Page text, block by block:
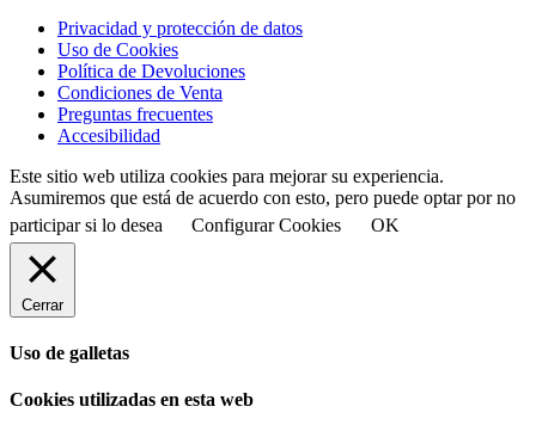
Privacidad y protección de datos
Uso de Cookies
Política de Devoluciones
Condiciones de Venta
Preguntas frecuentes
Accesibilidad
Este sitio web utiliza cookies para mejorar su experiencia.
Asumiremos que está de acuerdo con esto, pero puede optar por no
participar si lo desea
Configurar Cookies OK
Cerrar
Uso de galletas
Cookies utilizadas en esta web